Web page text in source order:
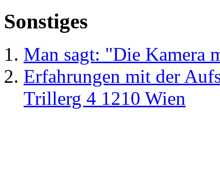
Sonstiges
Man sagt: "Die Kamera
Erfahrungen mit der
Trillerg 4 1210 Wien